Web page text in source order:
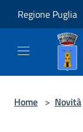
Regione Puglia
Home > Novità